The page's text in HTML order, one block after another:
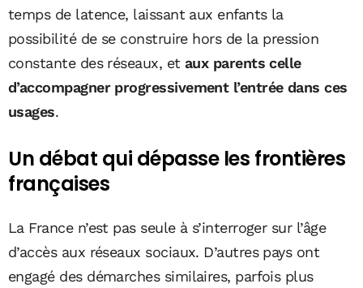
temps de latence, laissant aux enfants la
possibilité de se construire hors de la pression
constante des réseaux, et aux parents celle
d’accompagner progressivement l’entrée dans ces
usages.
Un débat qui dépasse les frontières
françaises
La France n’est pas seule à s’interroger sur l’âge
d’accès aux réseaux sociaux. D’autres pays ont
engagé des démarches similaires, parfois plus